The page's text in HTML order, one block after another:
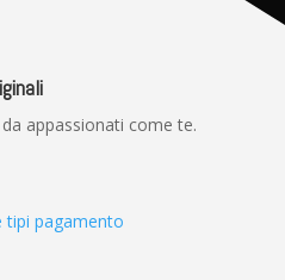
appassionati come te.
tipi pagamento